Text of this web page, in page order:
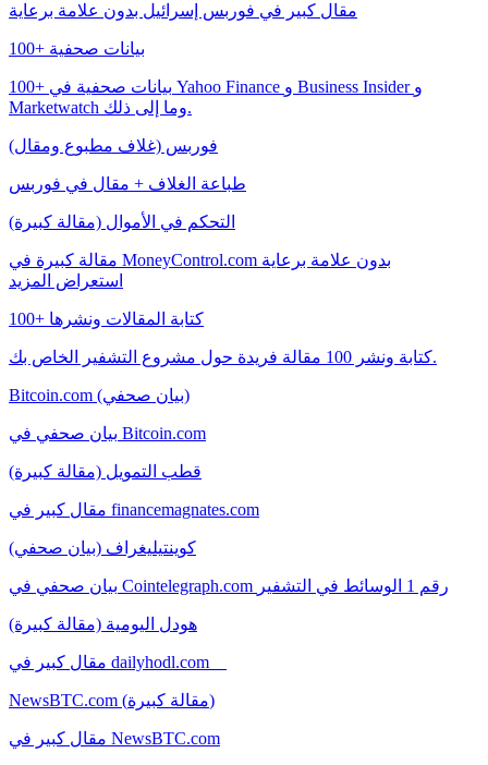
مقال كبير في فوربس إسرائيل بدون علامة برعاية
100+ بيانات صحفية
100+ بيانات صحفية في Yahoo Finance و Business Insider و
Marketwatch وما إلى ذلك.
فوربس (غلاف مطبوع ومقال)
طباعة الغلاف + مقال في فوربس
التحكم في الأموال (مقالة كبيرة)
مقالة كبيرة في MoneyControl.com بدون علامة برعاية
استعراض المزيد
100+ كتابة المقالات ونشرها
كتابة ونشر 100 مقالة فريدة حول مشروع التشفير الخاص بك.
Bitcoin.com (بيان صحفي)
بيان صحفي في Bitcoin.com
قطب التمويل (مقالة كبيرة)
مقال كبير في financemagnates.com
كوينتيليغراف (بيان صحفي)
بيان صحفي في Cointelegraph.com رقم 1 الوسائط في التشفير
هودل اليومية (مقالة كبيرة)
مقال كبير في dailyhodl.com
NewsBTC.com (مقالة كبيرة)
مقال كبير في NewsBTC.com